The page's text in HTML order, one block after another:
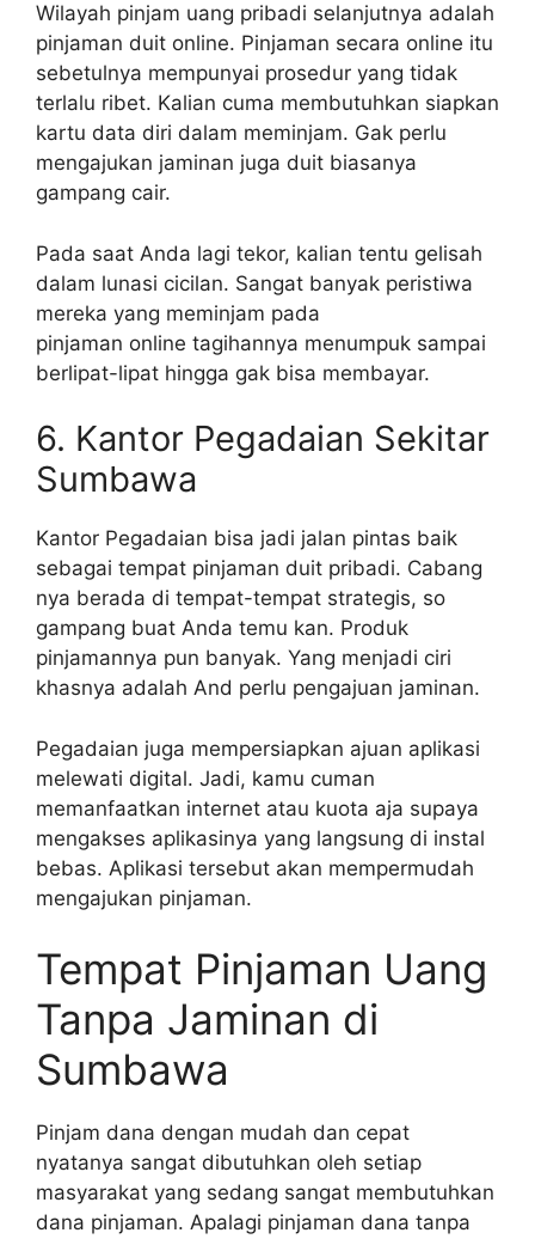
Wilayah pinjam uang pribadi selanjutnya adalah
pinjaman duit online. Pinjaman secara online itu
sebetulnya mempunyai prosedur yang tidak
terlalu ribet. Kalian cuma membutuhkan siapkan
kartu data diri dalam meminjam. Gak perlu
mengajukan jaminan juga duit biasanya
gampang cair.
Pada saat Anda lagi tekor, kalian tentu gelisah
dalam lunasi cicilan. Sangat banyak peristiwa
mereka yang meminjam pada
pinjaman online tagihannya menumpuk sampai
berlipat-lipat hingga gak bisa membayar.
6. Kantor Pegadaian Sekitar
Sumbawa
Kantor Pegadaian bisa jadi jalan pintas baik
sebagai tempat pinjaman duit pribadi. Cabang
nya berada di tempat-tempat strategis, so
gampang buat Anda temu kan. Produk
pinjamannya pun banyak. Yang menjadi ciri
khasnya adalah And perlu pengajuan jaminan.
Pegadaian juga mempersiapkan ajuan aplikasi
melewati digital. Jadi, kamu cuman
memanfaatkan internet atau kuota aja supaya
mengakses aplikasinya yang langsung di instal
bebas. Aplikasi tersebut akan mempermudah
mengajukan pinjaman.
Tempat Pinjaman Uang
Tanpa Jaminan di
Sumbawa
Pinjam dana dengan mudah dan cepat
nyatanya sangat dibutuhkan oleh setiap
masyarakat yang sedang sangat membutuhkan
dana pinjaman. Apalagi pinjaman dana tanpa